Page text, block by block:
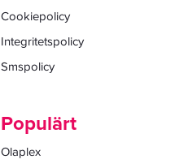
Cookiepolicy
Integritetspolicy
Smspolicy
Populärt
Olaplex